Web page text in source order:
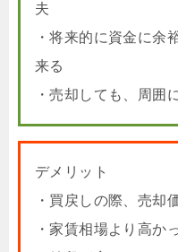
夫
・将来的に資金に余
来る
・売却しても、周囲
デメリット
・買戻しの際、売却
・家賃相場より高か